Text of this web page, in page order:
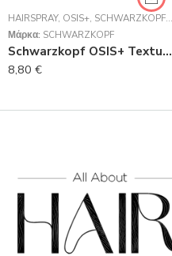
HAIRSPRAY, OSIS+, SCHWARZKOPF PROFESSIONAL
Μάρκα: SCHWARZKOPF
Schwarzkopf OSIS+ Texture Craft 300ml
8,80 €